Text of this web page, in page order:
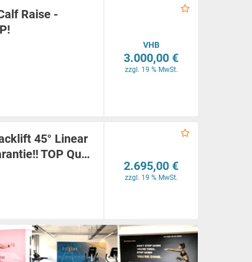
Raise -
VHB
3.000,00 €
zzgl. 19 % MwSt.
45° Linear
TOP Qu…
2.695,00 €
zzgl. 19 % MwSt.